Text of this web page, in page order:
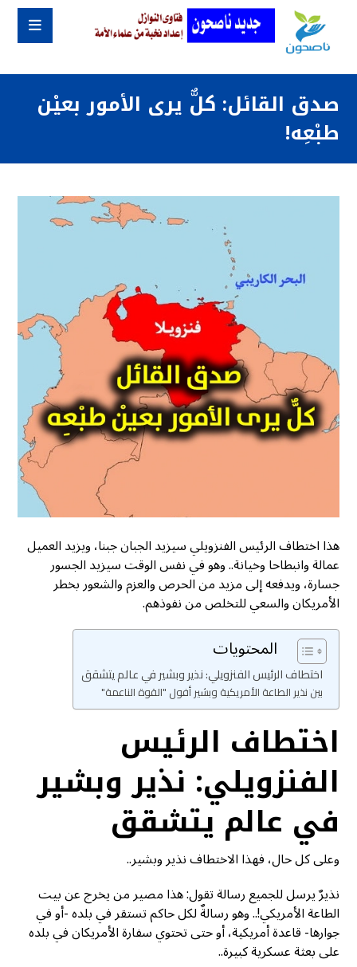
صدق القائل: كلٌّ يرى الأمور بعيْن
طبْعِه!
هذا اختطاف الرئيس الفنزويلي سيزيد الجبان جبنا، ويزيد العميل
عمالة وانبطاحا وخيانة.. وهو في نفس الوقت سيزيد الجسور
جسارة، ويدفعه إلى مزيد من الحرص والعزم والشعور بخطر
الأمريكان والسعي للتخلص من نفوذهم.
المحتويات
اختطاف الرئيس الفنزويلي: نذير وبشير في عالم يتشقق
بين نذير الطاعة الأمريكية وبشير أفول "القوة الناعمة"
اختطاف الرئيس
الفنزويلي: نذير وبشير
في عالم يتشقق
وعلى كل حال، فهذا الاختطاف نذير وبشير..
نذيرٌ يرسل للجميع رسالة تقول: هذا مصير من يخرج عن بيت
الطاعة الأمريكي!.. وهو رسالةٌ لكل حاكم تستقر في بلده -أو في
جوارها- قاعدة أمريكية، أو حتى تحتوي سفارة الأمريكان في بلده
على بعثة عسكرية كبيرة..